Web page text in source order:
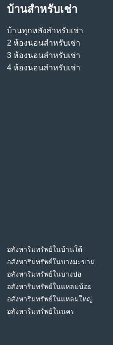
บ้านสําหรับเช่า
บ้านทุกหลังสําหรับเช่า
2 ห้องนอนสําหรับเช่า
3 ห้องนอนสําหรับเช่า
4 ห้องนอนสําหรับเช่า
อสังหาริมทรัพย์ในบ้านใต้
อสังหาริมทรัพย์ในบางมะขาม
อสังหาริมทรัพย์ในบางปอ
อสังหาริมทรัพย์ในแหลมน้อย
อสังหาริมทรัพย์ในแหลมใหญ่
อสังหาริมทรัพย์ในนคร